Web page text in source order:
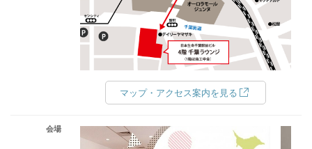
マップ・アクセス案内を見る
会場